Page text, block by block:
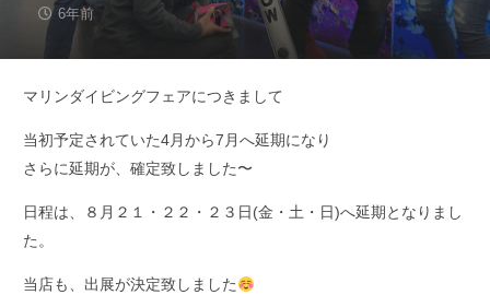
6年前
マリンダイビングフェアにつきまして
当初予定されていた4月から7月へ延期になり
さらに延期が、確定致しました〜
日程は、８月２１・２２・２３日(金・土・日)へ延期となりまし
た。
当店も、出展が決定致しました